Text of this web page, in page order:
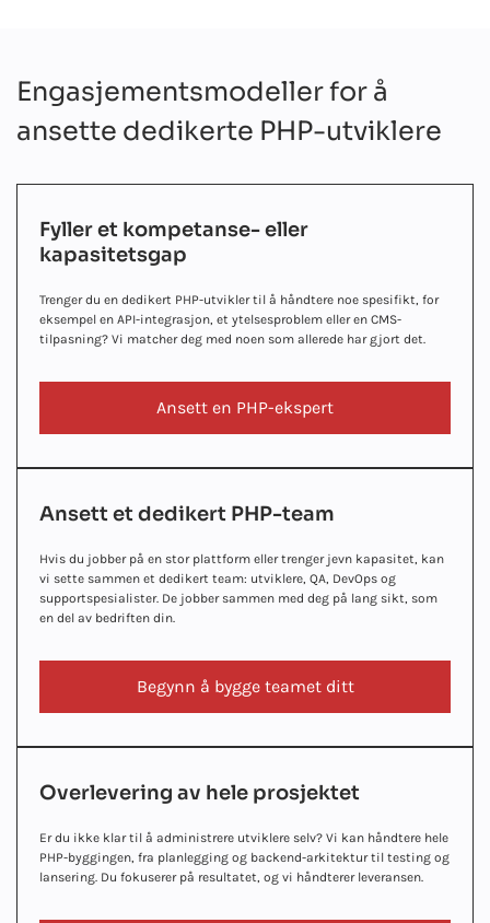
Engasjementsmodeller for å
ansette dedikerte PHP-utviklere
Fyller et kompetanse- eller
kapasitetsgap
Trenger du en dedikert PHP-utvikler til å håndtere noe spesifikt, for
eksempel en API-integrasjon, et ytelsesproblem eller en CMS-
tilpasning? Vi matcher deg med noen som allerede har gjort det.
Ansett en PHP-ekspert
Ansett et dedikert PHP-team
Hvis du jobber på en stor plattform eller trenger jevn kapasitet, kan
vi sette sammen et dedikert team: utviklere, QA, DevOps og
supportspesialister. De jobber sammen med deg på lang sikt, som
en del av bedriften din.
Begynn å bygge teamet ditt
Overlevering av hele prosjektet
Er du ikke klar til å administrere utviklere selv? Vi kan håndtere hele
PHP-byggingen, fra planlegging og backend-arkitektur til testing og
lansering. Du fokuserer på resultatet, og vi håndterer leveransen.